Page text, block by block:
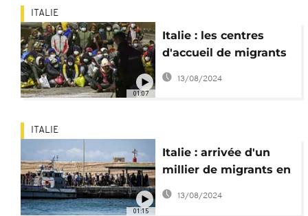
01:07
ITALIE
Italie : les centres
d'accueil de migrants
surpeuplés à
13/08/2024
01:15
ITALIE
Italie : arrivée d'un
millier de migrants en
pleine campagne
13/08/2024